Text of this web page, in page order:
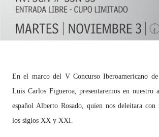
En el marco del V Concurso Iberoamericano
Luis Carlos Figueroa, presentaremos en nuestro
español Alberto Rosado, quien nos deleitara con
los siglos XX y XXI.